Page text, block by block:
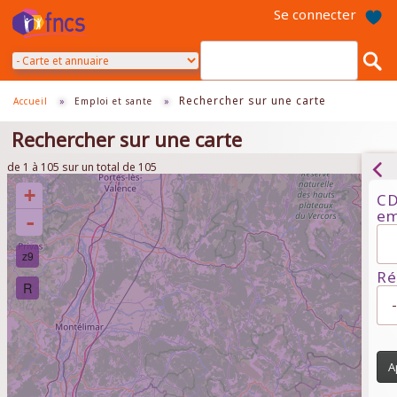
contenu
Se connecter
Accueil » Emploi et sante » Rechercher sur une carte
Rechercher sur une carte
de 1 à 105 sur un total de 105
+
-
z9
R